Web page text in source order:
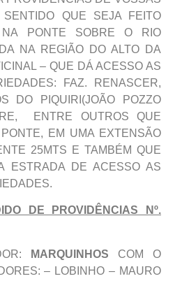
SENTIDO QUE SEJA FEITO
NA PONTE SOBRE O RIO
NA REGIÃO DO ALTO DA
– QUE DÁ ACESSO AS
FAZ. RENASCER,
DO PIQUIRI(JOÃO POZZO
ENTRE OUTROS QUE
EM UMA EXTENSÃO
25MTS E TAMBÉM QUE
ESTRADA DE ACESSO AS
DE PROVIDÊNCIAS Nº.
MARQUINHOS COM O
– LOBINHO – MAURO